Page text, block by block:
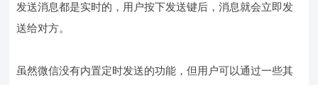
发送消息都是实时的，用户按下发送键后，消息就会立即发
送给对方。
虽然微信没有内置定时发送的功能，但用户可以通过一些其